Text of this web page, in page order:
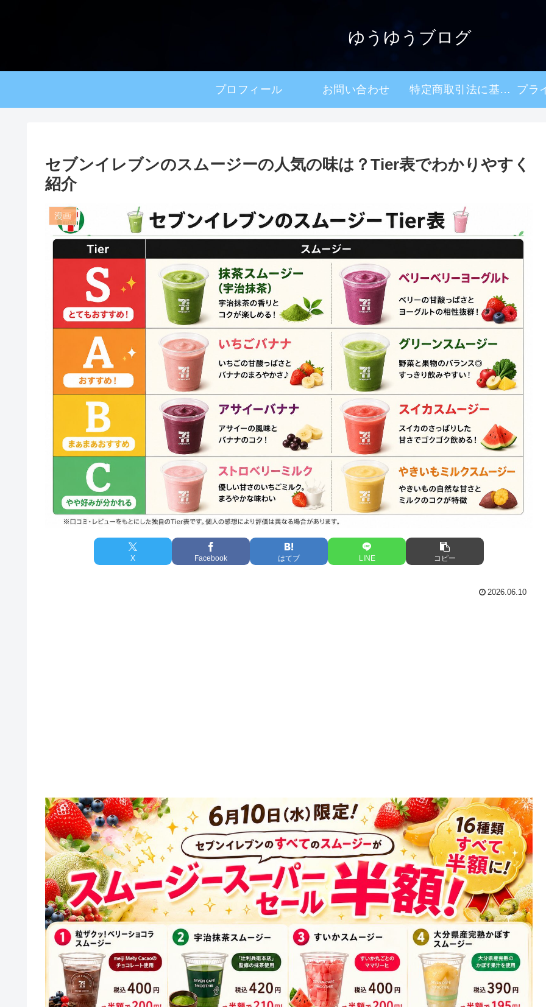
ゆうゆうブログ
プロフィール お問い合わせ 特定商取引法に基づく表記
セブンイレブンのスムージーの人気の味は？Tier表でわかりやすく
紹介
漫画
X Facebook はてブ LINE コピー
2026.06.10